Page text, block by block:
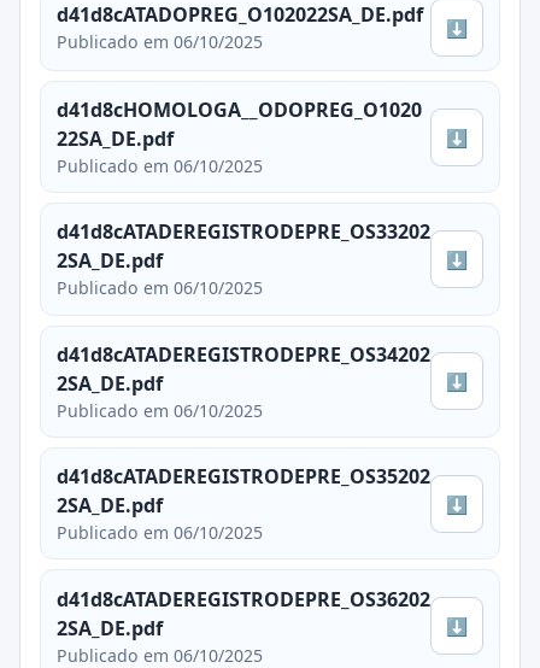
d41d8cATADOPREG_O102022SA_DE.pdf
Publicado em 06/10/2025
⬇
d41d8cHOMOLOGA__ODOPREG_O1020
22SA_DE.pdf
Publicado em 06/10/2025
⬇
d41d8cATADEREGISTRODEPRE_OS33202
2SA_DE.pdf
Publicado em 06/10/2025
⬇
d41d8cATADEREGISTRODEPRE_OS34202
2SA_DE.pdf
Publicado em 06/10/2025
⬇
d41d8cATADEREGISTRODEPRE_OS35202
2SA_DE.pdf
Publicado em 06/10/2025
⬇
d41d8cATADEREGISTRODEPRE_OS36202
2SA_DE.pdf
Publicado em 06/10/2025
⬇